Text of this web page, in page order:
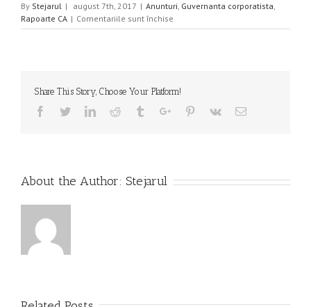
By Stejarul | august 7th, 2017 | Anunturi, Guvernanta corporatista,
Rapoarte CA | Comentariile sunt închise
Hotararea
7
04.08.2017
Share This Story, Choose Your Platform!
Facebook
TwitterLinkedinReddit TumblrGoogle+Pinterest
Vk Email
About the Author: Stejarul